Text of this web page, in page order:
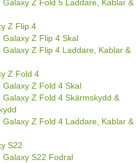
Galaxy Z Fold 5 Laddare, Kablar &
Z Flip 4
Galaxy Z Flip 4 Skal
Galaxy Z Flip 4 Laddare, Kablar &
Z Fold 4
Galaxy Z Fold 4 Skal
Galaxy Z Fold 4 Skärmskydd &
Galaxy Z Fold 4 Laddare, Kablar &
S22
Galaxy S22 Fodral